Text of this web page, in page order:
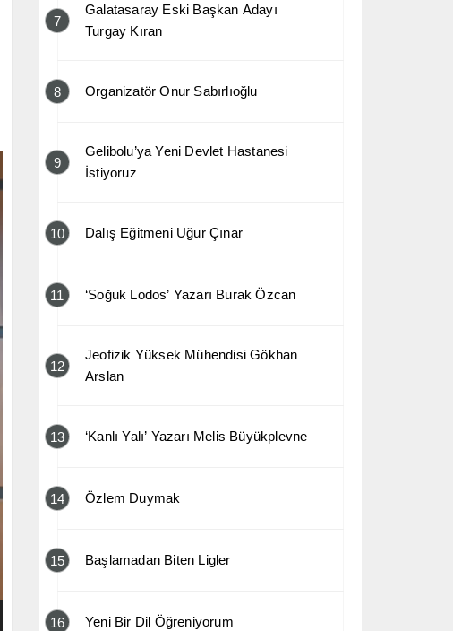
7
Galatasaray Eski Başkan Adayı
Turgay Kıran
8 Organizatör Onur Sabırlıoğlu
9
Gelibolu’ya Yeni Devlet Hastanesi
İstiyoruz
10 Dalış Eğitmeni Uğur Çınar
11 ‘Soğuk Lodos’ Yazarı Burak Özcan
12
Jeofizik Yüksek Mühendisi Gökhan
Arslan
13 ‘Kanlı Yalı’ Yazarı Melis Büyükplevne
14 Özlem Duymak
15 Başlamadan Biten Ligler
16 Yeni Bir Dil Öğreniyorum